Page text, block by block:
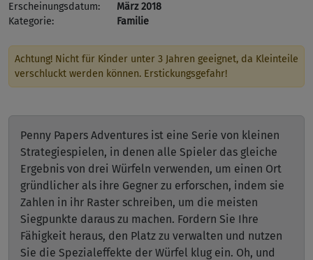
Erscheinungsdatum:
März 2018
Kategorie:
Familie
Achtung! Nicht für Kinder unter 3 Jahren geeignet, da Kleinteile
verschluckt werden können. Erstickungsgefahr!
Penny Papers Adventures ist eine Serie von kleinen
Strategiespielen, in denen alle Spieler das gleiche
Ergebnis von drei Würfeln verwenden, um einen Ort
gründlicher als ihre Gegner zu erforschen, indem sie
Zahlen in ihr Raster schreiben, um die meisten
Siegpunkte daraus zu machen. Fordern Sie Ihre
Fähigkeit heraus, den Platz zu verwalten und nutzen
Sie die Spezialeffekte der Würfel klug ein. Oh, und